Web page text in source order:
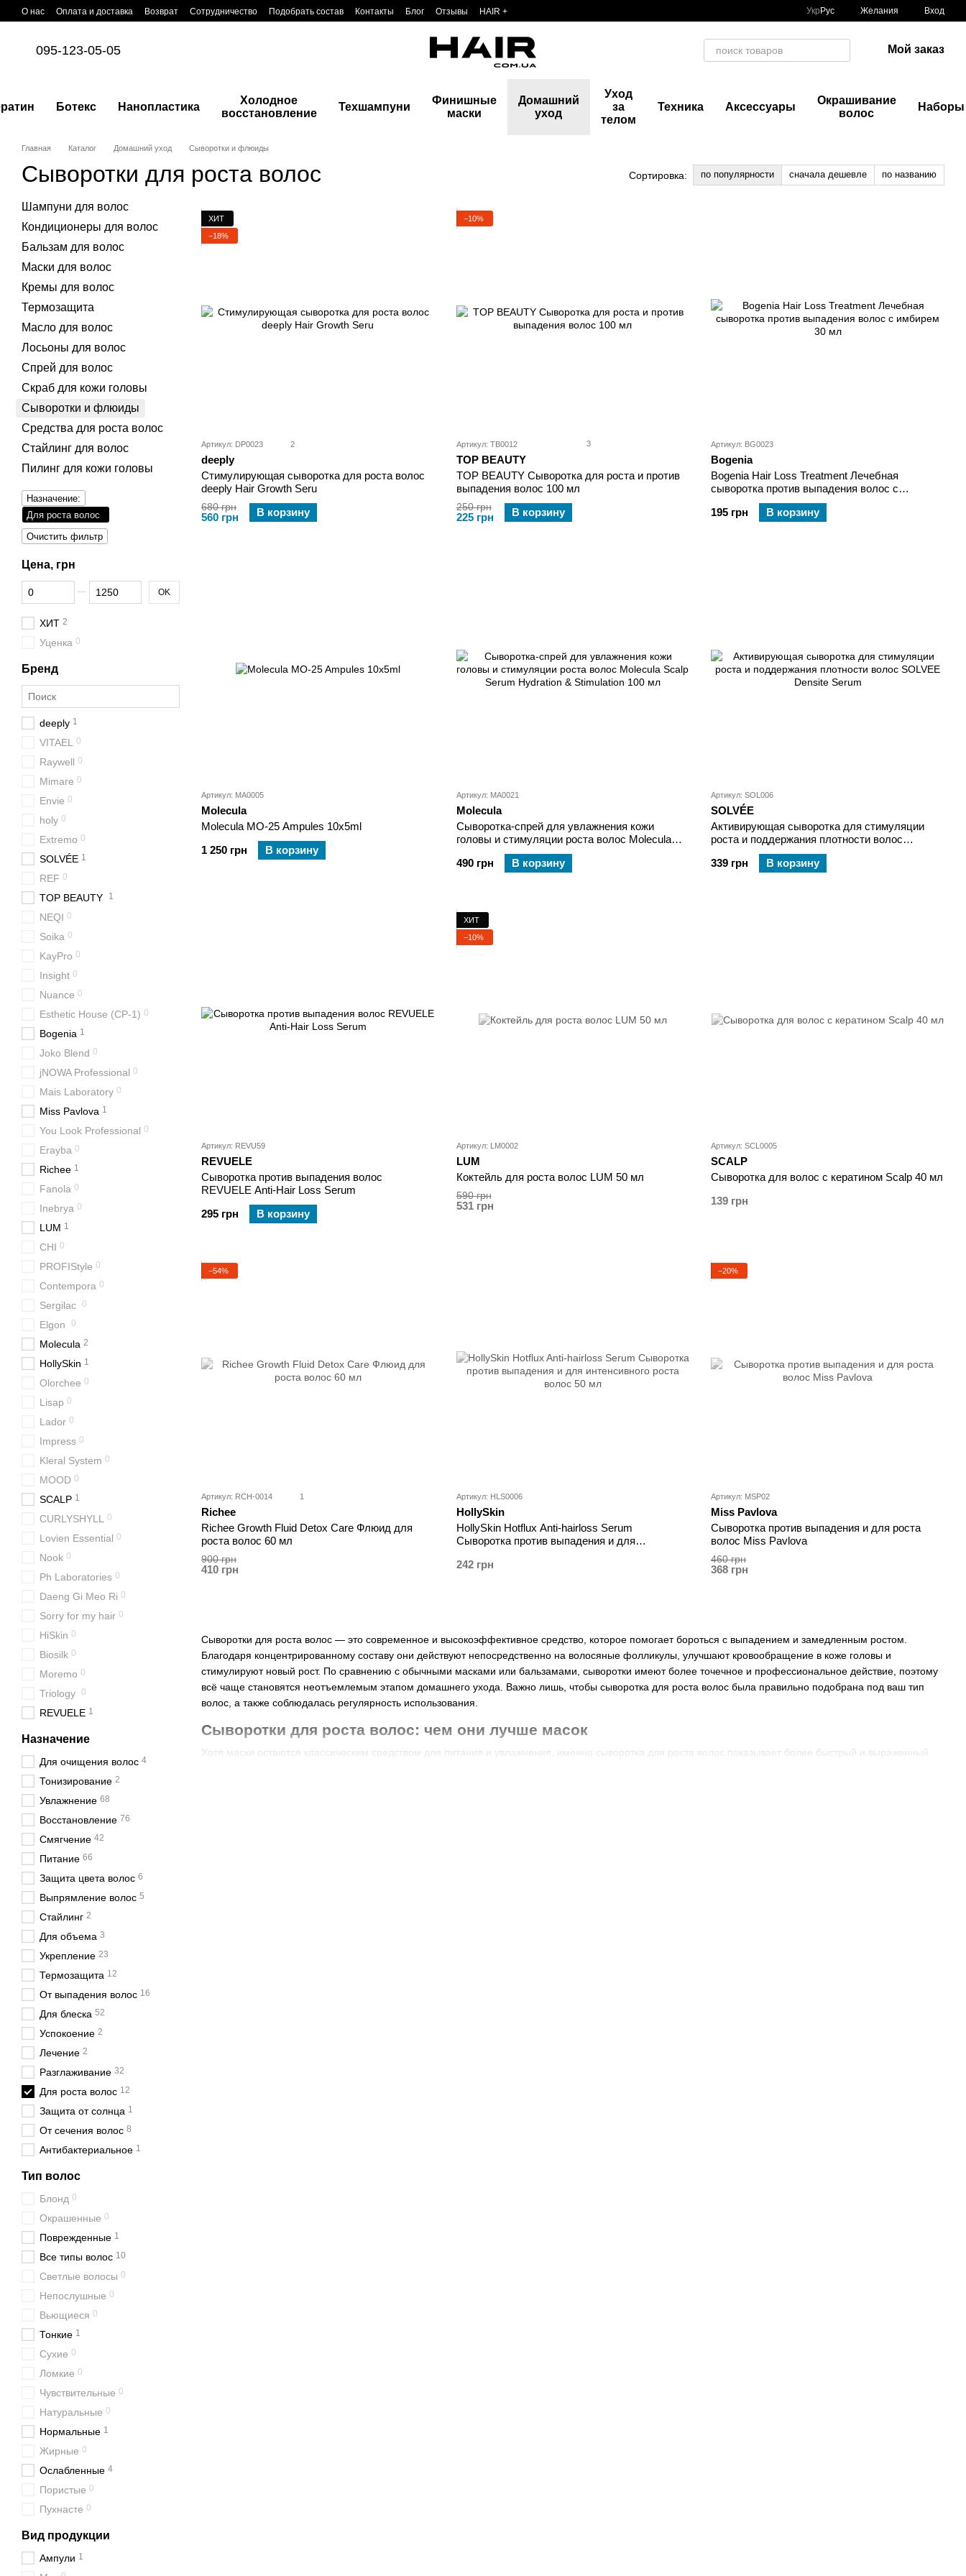
Перейти к основному контенту
О нас Оплата и доставка Возврат Сотрудничество Подобрать состав Контакты Блог Отзывы HAIR + Укр Рус Желания Вход
095-123-05-05 Мой заказ
Ботекс Нанопластика
Холодное
восстановление
Техшампуни
Финишные
маски
Домашний
уход
Уход
за
телом
Техника Аксессуары
Окрашивание
волос
Наборы
Главная Каталог Домашний уход Сыворотки и флюиды
Сыворотки для роста волос Сортировка: по популярности сначала дешевле по названию
Сыворотки для роста волос — это современное и высокоэффективное средство, которое помогает бороться с выпадением и замедленным ростом.
Благодаря концентрированному составу они действуют непосредственно на волосяные фолликулы, улучшают кровообращение в коже головы и
стимулируют новый рост. По сравнению с обычными масками или бальзамами, сыворотки имеют более точечное и профессиональное действие, поэтому
всё чаще становятся неотъемлемым этапом домашнего ухода. Важно лишь, чтобы сыворотка для роста волос была правильно подобрана под ваш тип
волос, а также соблюдалась регулярность использования.
Сыворотки для роста волос: чем они лучше масок
Хотя маски остаются классическим средством для питания и увлажнения, именно сыворотка для роста волос показывает более быстрый и выраженный
ХИТ
−18%
Артикул: DP0023 2
deeply
Стимулирующая сыворотка для роста волос
deeply Hair Growth Seru
680 грн
560 грн В корзину
−10%
Артикул: TB0012 3
TOP BEAUTY
TOP BEAUTY Сыворотка для роста и против
выпадения волос 100 мл
250 грн
225 грн В корзину
Артикул: BG0023
Bogenia
Bogenia Hair Loss Treatment Лечебная
сыворотка против выпадения волос с
имбирем 30 мл
195 грн
В корзину
Артикул: MA0005
Molecula
Molecula MO-25 Ampules 10x5ml
1 250 грн
В корзину
Артикул: MA0021
Molecula
Сыворотка-спрей для увлажнения кожи
головы и стимуляции роста волос Molecula
Scalp Serum Hydration & Stimulation 100 мл
490 грн
В корзину
Артикул: SOL006
SOLVÉE
Активирующая сыворотка для стимуляции
роста и поддержания плотности волос
SOLVEE Densite Serum
339 грн
В корзину
Артикул: REVU59
REVUELE
Сыворотка против выпадения волос
REVUELE Anti-Hair Loss Serum
295 грн
В корзину
ХИТ
−10%
Артикул: LM0002
LUM
Коктейль для роста волос LUM 50 мл
590 грн
531 грн
Артикул: SCL0005
SCALP
Сыворотка для волос с кератином Scalp 40 мл
139 грн
−54%
Артикул: RCH-0014 1
Richee
Richee Growth Fluid Detox Care Флюид для
роста волос 60 мл
900 грн
410 грн
Артикул: HLS0006
HollySkin
HollySkin Hotflux Anti-hairloss Serum
Сыворотка против выпадения и для
242 грн
−20%
Артикул: MSP02
Miss Pavlova
Сыворотка против выпадения и для роста
волос Miss Pavlova
460 грн
368 грн
Шампуни для волос
Кондиционеры для волос
Бальзам для волос
Маски для волос
Кремы для волос
Термозащита
Масло для волос
Лосьоны для волос
Спрей для волос
Скраб для кожи головы
Сыворотки и флюиды
Средства для роста волос
Стайлинг для волос
Пилинг для кожи головы
Назначение:
Для роста волос
Очистить фильтр
Цена, грн
От Цена, грн
До Цена, грн OK
ХИТ 2
Уценка 0
Бренд
deeply 1
VITAEL 0
Raywell 0
Mimare 0
Envie 0
holy 0
Extremo 0
SOLVÉE 1
REF 0
TOP BEAUTY 1
NEQI 0
Soika 0
KayPro 0
Insight 0
Nuance 0
Esthetic House (CP-1) 0
Bogenia 1
Joko Blend 0
jNOWA Professional 0
Mais Laboratory 0
Miss Pavlova 1
You Look Professional 0
Erayba 0
Richee 1
Fanola 0
Inebrya 0
LUM 1
CHI 0
PROFIStyle 0
Contempora 0
Sergilac 0
Elgon 0
Molecula 2
HollySkin 1
Olorchee 0
Lisap 0
Lador 0
Impress 0
Kleral System 0
MOOD 0
SCALP 1
CURLYSHYLL 0
Lovien Essential 0
Nook 0
Ph Laboratories 0
Daeng Gi Meo Ri 0
Sorry for my hair 0
HiSkin 0
Biosilk 0
Moremo 0
Triology 0
REVUELE 1
Назначение
Для очищения волос 4
Тонизирование 2
Увлажнение 68
Восстановление 76
Смягчение 42
Питание 66
Защита цвета волос 6
Выпрямление волос 5
Стайлинг 2
Для объема 3
Укрепление 23
Термозащита 12
От выпадения волос 16
Для блеска 52
Успокоение 2
Лечение 2
Разглаживание 32
Для роста волос 12
Защита от солнца 1
От сечения волос 8
Антибактериальное 1
Тип волос
Блонд 0
Окрашенные 0
Поврежденные 1
Все типы волос 10
Светлые волосы 0
Непослушные 0
Вьющиеся 0
Тонкие 1
Сухие 0
Ломкие 0
Чувствительные 0
Натуральные 0
Нормальные 1
Жирные 0
Ослабленные 4
Пористые 0
Пухнасте 0
Вид продукции
Ампули 1